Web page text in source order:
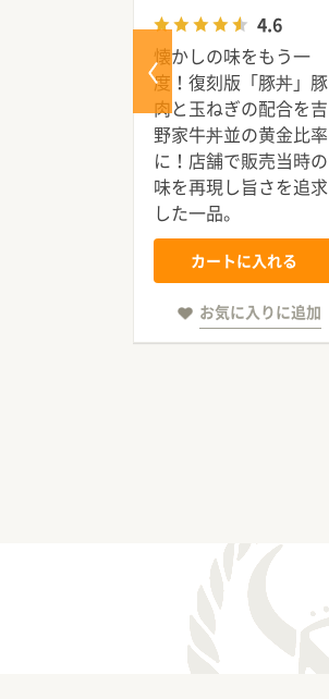
4.6
懐かしの味をもう一
度！復刻版「豚丼」豚
肉と玉ねぎの配合を吉
野家牛丼並の黄金比率
に！店舗で販売当時の
味を再現し旨さを追求
した一品。
カートに入れる
お気に入りに追加